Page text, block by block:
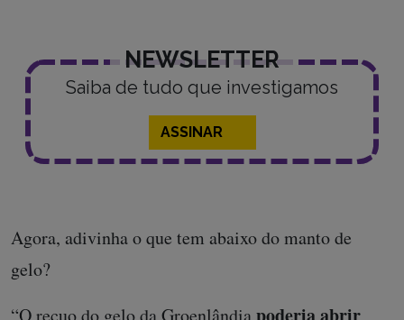
NEWSLETTER
Saiba de tudo que investigamos
ASSINAR
Agora, adivinha o que tem abaixo do manto de
gelo?
“O recuo do gelo da Groenlândia